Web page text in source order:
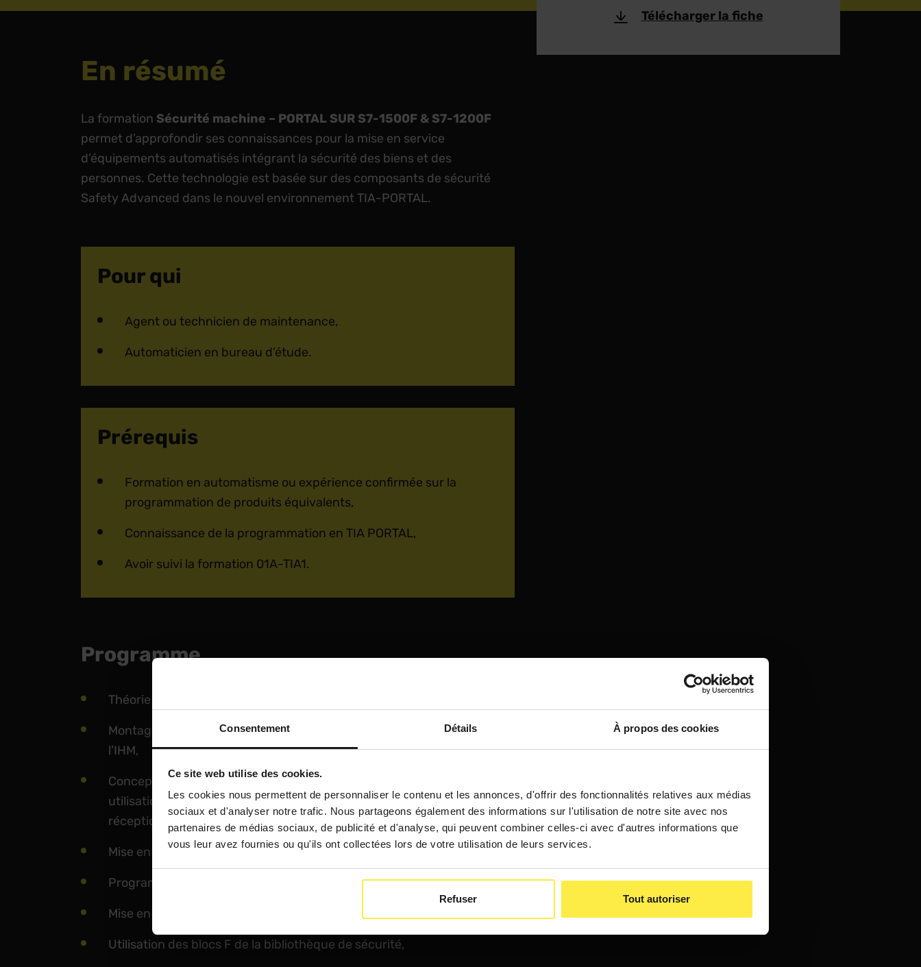
Consentement Détails À propos des cookies
Ce site web utilise des cookies.
Les cookies nous permettent de personnaliser le contenu et les annonces, d'offrir des fonctionnalités relatives aux médias
sociaux et d'analyser notre trafic. Nous partageons également des informations sur l'utilisation de notre site avec nos
partenaires de médias sociaux, de publicité et d'analyse, qui peuvent combiner celles-ci avec d'autres informations que
vous leur avez fournies ou qu'ils ont collectées lors de votre utilisation de leurs services.
Refuser Tout autoriser
Télécharger la fiche
En résumé
La formation Sécurité machine – PORTAL SUR S7-1500F & S7-1200F
permet d’approfondir ses connaissances pour la mise en service
d’équipements automatisés intégrant la sécurité des biens et des
personnes. Cette technologie est basée sur des composants de sécurité
Safety Advanced dans le nouvel environnement TIA-PORTAL.
Pour qui
Agent ou technicien de maintenance,
Automaticien en bureau d’étude.
Prérequis
Formation en automatisme ou expérience confirmée sur la
programmation de produits équivalents,
Connaissance de la programmation en TIA PORTAL,
Avoir suivi la formation 01A-TIA1.
Programme
Théorie générale sur les principes et les normes de sécurité,
Montage et composantes d’un S7-1500F ainsi que sa périphérie et
l’IHM,
Conception du système de sécurité Safety Integrated (paramétrage,
utilisation, diagnostic d’erreurs, documentation, protocole de
réception),
Mise en œuvre des ET200SP F sur PROFINET I/O,
Programmation avec CONT F et LOG F (logiciel et principes de base),
Mise en œuvre et remontée du diagnostic du système de sécurité,
Utilisation des blocs F de la bibliothèque de sécurité,